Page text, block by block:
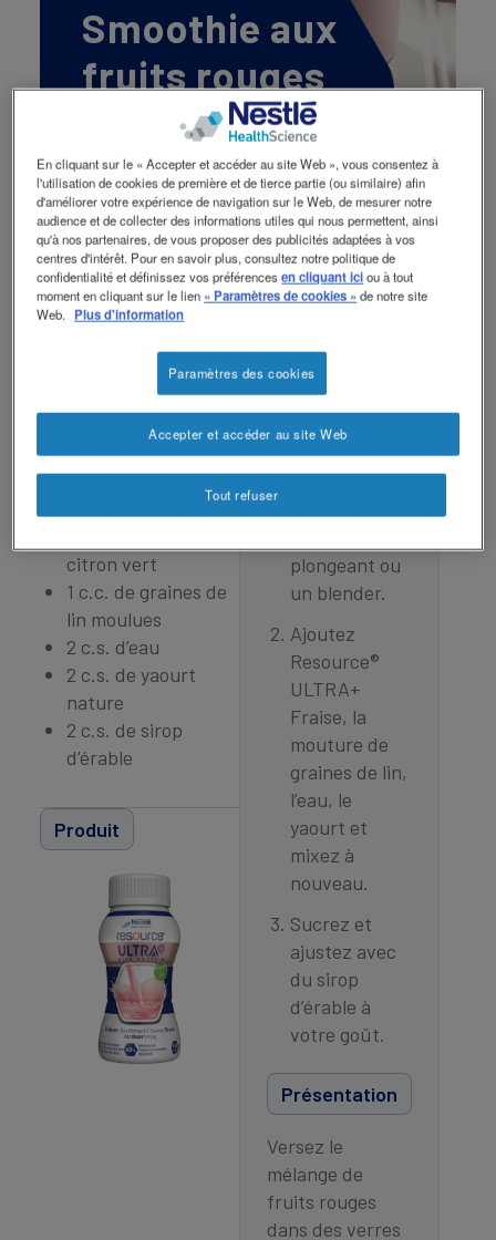
Contact
revamp
Contactez-nous
Changer de thème
Smoothie aux
fruits rouges
Ingrédients
Resource® ULTRA+
130 g de fruits
rouges congelés
Feuilles de menthe
citron vert
1 c.c. de graines de
lin moulues
2 c.s. d’eau
2 c.s. de yaourt
nature
2 c.s. de sirop
d’érable
Produit
Mélangez les
fruits rouges,
la menthe et
le jus de
citron vert
plongeant ou
un blender.
Ajoutez
Resource®
ULTRA+
Fraise, la
mouture de
graines de lin,
l’eau, le
yaourt et
mixez à
nouveau.
Sucrez et
ajustez avec
du sirop
d’érable à
votre goût.
Présentation
Versez le
mélange de
fruits rouges
dans des verres
En cliquant sur le « Accepter et accéder au site Web », vous consentez à
l'utilisation de cookies de première et de tierce partie (ou similaire) afin
d'améliorer votre expérience de navigation sur le Web, de mesurer notre
audience et de collecter des informations utiles qui nous permettent, ainsi
qu'à nos partenaires, de vous proposer des publicités adaptées à vos
centres d'intérêt. Pour en savoir plus, consultez notre politique de
confidentialité et définissez vos préférencesen cliquant iciou à tout
moment en cliquant sur le lien « Paramètres de cookies »de notre site
Web. Plus d'information
Paramètres des cookies
Tout refuser
Accepter et accéder au site Web